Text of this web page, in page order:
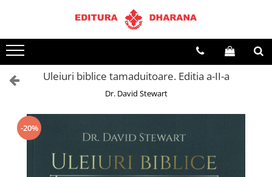
Toate Produsele
CARTI EDITURA DHARANA
OFERTE LA PACHET
Terapii
Dietoterapie
Spiritualitate
Uleiuri biblice tamaduitoare. Editia a-II-a
Dr. David Stewart
-20%